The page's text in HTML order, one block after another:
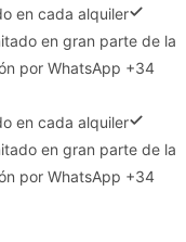
en cada alquiler
en gran parte de la
por WhatsApp +34
en cada alquiler
en gran parte de la
por WhatsApp +34